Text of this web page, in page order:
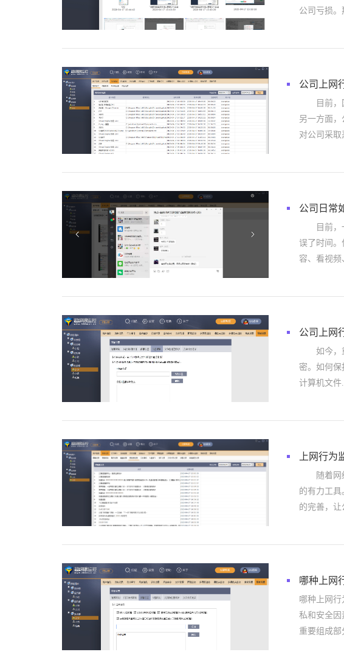
公司亏损。
公司上网
目前，国
另一方面
对公司采取
公司日常
目前，一
误了时间。
容、看视频
公司上网
如今，重
密。如何保
计算机文件
上网行为
随着网络
的有力工
的完善，让
哪种上网
哪种上网
私和安全因
重要组成部